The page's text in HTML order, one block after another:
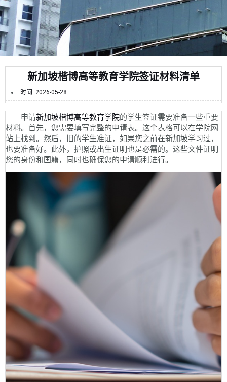
新加坡楷博高等教育学院签证材料清单
时间: 2026-05-28
申请新加坡楷博高等教育学院的学生签证需要准备一些重要
材料。首先，您需要填写完整的申请表。这个表格可以在学院网
站上找到。然后，旧的学生准证，如果您之前在新加坡学习过，
也要准备好。此外，护照或出生证明也是必需的。这些文件证明
您的身份和国籍，同时也确保您的申请顺利进行。